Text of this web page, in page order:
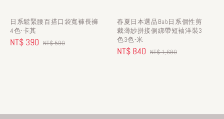
日系鬆緊腰百搭口袋寬褲長褲
4色-卡其
Sale
NT$ 390 Regular
NT$ 590
春夏日本選品Bab日系個性剪
裁薄紗拼接側綁帶短袖洋裝3
色3色-米
Sale
NT$ 840 Regular
NT$ 1,680